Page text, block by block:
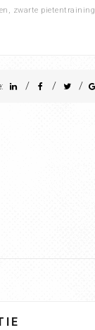
, zwarte pietentraining
/ / /